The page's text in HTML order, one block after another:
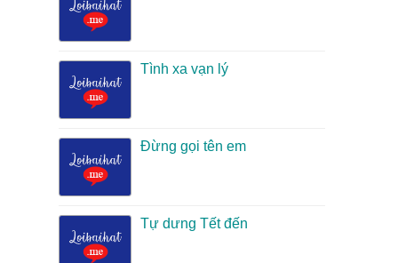
Tình xa vạn lý
Đừng gọi tên em
Tự dưng Tết đến